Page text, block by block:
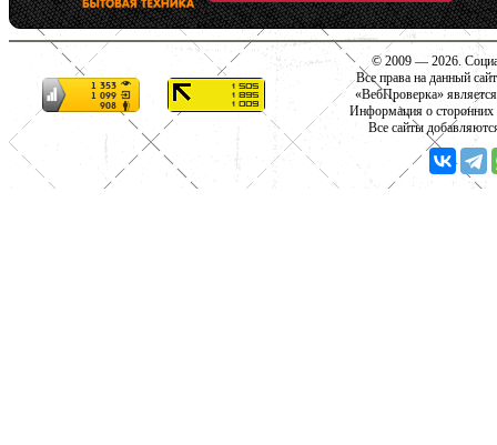
© 2009 — 2026.
Все права на данный
«ВебПроверка»
Информация о сторонних
Все сайты